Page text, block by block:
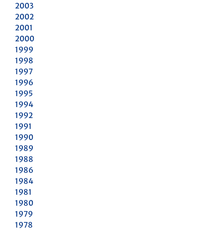
2003
2002
2001
2000
1999
1998
1997
1996
1995
1994
1992
1991
1990
1989
1988
1986
1984
1981
1980
1979
1978